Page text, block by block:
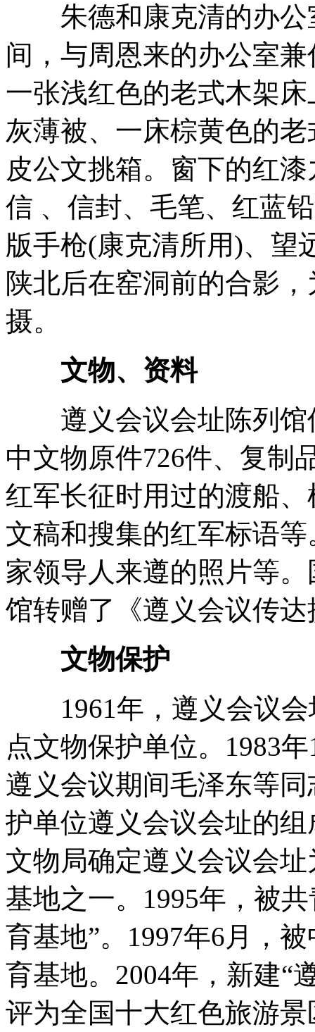
朱德和康克清的办公
间，与周恩来的办公室
一张浅红色的老式木架
灰薄被、一床棕黄色的
皮公文挑箱。窗下的红
信 、信封、毛笔、红蓝
版手枪(康克清所用)、望
陕北后在窑洞前的合影
摄。
文物、资料
遵义会议会址陈列馆
中文物原件726件、复制
红军长征时用过的渡船
文稿和搜集的红军标语
家领导人来遵的照片等
馆转赠了《遵义会议传
文物保护
1961年，遵义会议会
点文物保护单位。1983
遵义会议期间毛泽东等
护单位遵义会议会址的
文物局确定遵义会议会
基地之一。1995年，被
育基地”。1997年6月，
育基地。2004年，新建“
评为全国十大红色旅游